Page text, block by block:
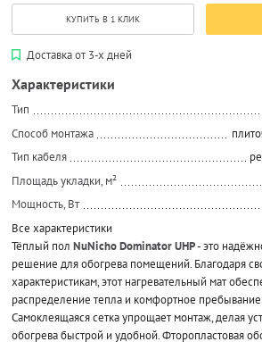
КУПИТЬ В 1 КЛИК
Доставка от 3-х дней
Характеристики
Тип
Способ монтажа
Тип кабеля
Площадь укладки, м²
Мощность, Вт
Все характеристики
Тёплый пол NuNicho Dominator UHP- это
решение для обогрева помещений. Благодаря
характеристикам, этот нагревательный мат
распределение тепла и комфортное
Самоклеящаяся сетка упрощает монтаж, делая
обогрева быстрой и удобной. Фторопластовая